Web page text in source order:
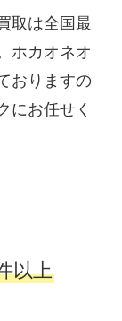
取は全国最
ホカオネオ
おりますの
にお任せく
以上